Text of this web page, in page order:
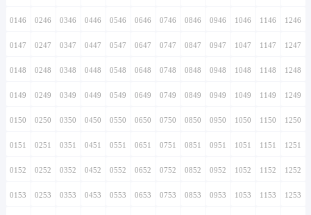
0146 0246 0346 0446 0546 0646 0746 0846 0946 1046 1146 1246
0147 0247 0347 0447 0547 0647 0747 0847 0947 1047 1147 1247
0148 0248 0348 0448 0548 0648 0748 0848 0948 1048 1148 1248
0149 0249 0349 0449 0549 0649 0749 0849 0949 1049 1149 1249
0150 0250 0350 0450 0550 0650 0750 0850 0950 1050 1150 1250
0151 0251 0351 0451 0551 0651 0751 0851 0951 1051 1151 1251
0152 0252 0352 0452 0552 0652 0752 0852 0952 1052 1152 1252
0153 0253 0353 0453 0553 0653 0753 0853 0953 1053 1153 1253